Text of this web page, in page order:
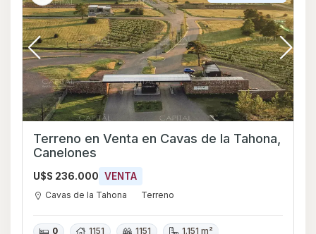
Terreno en Venta en Cavas de la Tahona,
Canelones
U$S 236.000 VENTA
Cavas de la Tahona Terreno
0 1151 1151 1.151 m²